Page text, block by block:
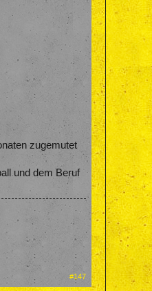
zugemutet
und dem Beruf
#147